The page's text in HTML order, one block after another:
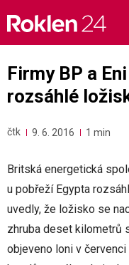
content
Firmy BP a
rozsáhlé
čtk 9. 6. 2016 1 min
Britská energetická
u pobřeží Egypta
uvedly, že ložisko se
zhruba deset kilometrů
objeveno loni v